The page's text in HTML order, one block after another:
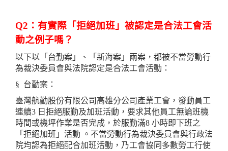
Q2：有實際「拒絕加班」被認定是合法工會活
動之例子嗎？
以下以「台勤案」、「新海案」兩案，都被不當勞動行
為裁決委員會與法院認定是合法工會活動：
§ 台勤案：
臺灣航勤股份有限公司高雄分公司產業工會，發動員工
連續3 日拒絕服勤及加班活動，要求其他員工無論班機
時間或機坪作業是否完成，於服勤滿8 小時即下班之
「拒絕加班」活動 。不當勞動行為裁決委員會與行政法
院均認為拒絕配合加班活動，乃工會協同多數勞工行使